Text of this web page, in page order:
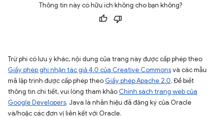
Thông tin này có hữu ích không cho bạn không?
Trừ phi có lưu ý khác, nội dung của trang này được cấp phép theo
Giấy phép ghi nhận tác giả 4.0 của Creative Commonsvà các mẫu
mã lập trình được cấp phép theo Giấy phép Apache 2.0. Để biết
thông tin chi tiết, vui lòng tham khảo Chính sách trang web của
Google Developers. Java là nhãn hiệu đã đăng ký của Oracle
và/hoặc các đơn vị liên kết với Oracle.